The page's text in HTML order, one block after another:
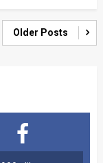
Older Posts